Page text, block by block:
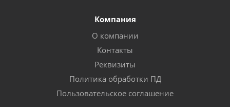
Компания
О компании
Контакты
Реквизиты
Политика обработки ПД
Пользовательское соглашение